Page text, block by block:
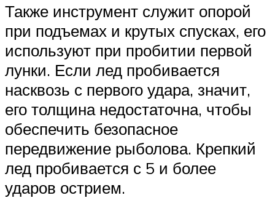
Также инструмент служит опорой
при подъемах и крутых спусках, его
используют при пробитии первой
лунки. Если лед пробивается
насквозь с первого удара, значит,
его толщина недостаточна, чтобы
обеспечить безопасное
передвижение рыболова. Крепкий
лед пробивается с 5 и более
ударов острием.